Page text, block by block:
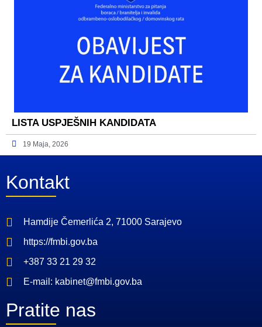
LISTA USPJEŠNIH KANDIDATA
19 Maja, 2026
Kontakt
Hamdije Čemerlića 2, 71000 Sarajevo
https://fmbi.gov.ba
+387 33 21 29 32
E-mail: kabinet@fmbi.gov.ba
Pratite nas